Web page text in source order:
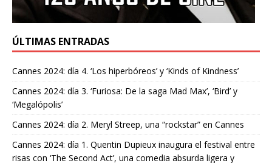
ÚLTIMAS ENTRADAS
Cannes 2024: día 4. ‘Los hiperbóreos’ y ‘Kinds of Kindness’
Cannes 2024: día 3. ‘Furiosa: De la saga Mad Max’, ‘Bird’ y
‘Megalópolis’
Cannes 2024: día 2. Meryl Streep, una “rockstar” en Cannes
Cannes 2024: día 1. Quentin Dupieux inaugura el festival entre
risas con ‘The Second Act’, una comedia absurda ligera y